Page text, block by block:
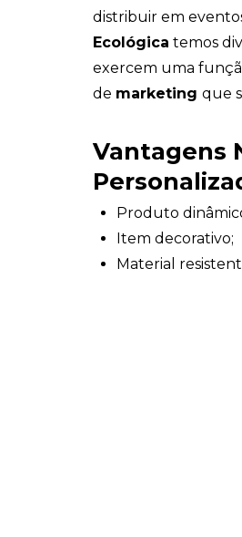
distribuir em
Ecológica temos
exercem uma
de marketing que
Vantagens
Produto
Item decorativo;
Material